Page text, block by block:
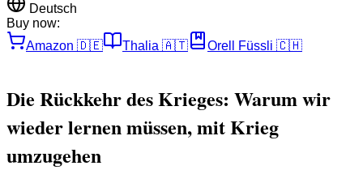
Deutsch
Buy now:
Amazon 🇩🇪 Thalia 🇦🇹 Orell Füssli 🇨🇭
Die Rückkehr des Krieges: Warum wir
wieder lernen müssen, mit Krieg
umzugehen